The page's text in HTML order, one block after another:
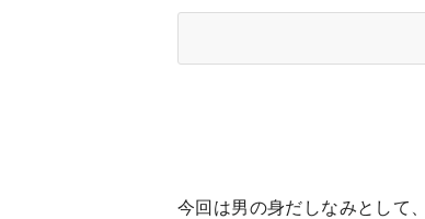
今回は男の身だしなみとして